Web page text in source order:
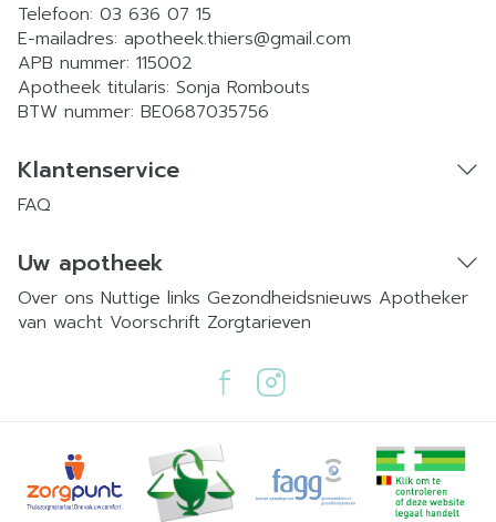
Telefoon: 03 636 07 15
E-mailadres: apotheek.thiers@gmail.com
APB nummer: 115002
Apotheek titularis: Sonja Rombouts
BTW nummer: BE0687035756
Klantenservice
FAQ
Uw apotheek
Over ons Nuttige links Gezondheidsnieuws Apotheker
van wacht Voorschrift Zorgtarieven